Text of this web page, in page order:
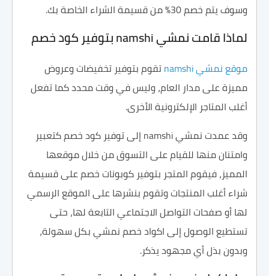
وسوف يتم خصم 30% من قسيمة الشراء الخاصة بك.
لماذا قامت نمشي namshi بتوفير كود خصم
موقع نمشي namshi
تقوم بتوفير تخفيضات وعروض
مميزة على مدار العام، وليس في وقت محدد كما تفعل
أغلب المتاجر الإلكترونية الأخرى.
وقد عمدت نمشي namshi إلى توفير كود خصم كتعبير
وامتنان منها للقيام على التسوق من خلال موقعها
المميز، فيقوم المتجر بتوفير كوبونات خصم على قسيمة
شراء أغلب المنتجات وتقوم بنشرها على الموقع الرسمي
لها أو صفحات التواصل الاجتماعي التابعة لها، حتى
تستطيع الوصول إلى اكواد خصم نمشي بكل سهولة،
وبدون بذل أي مجهود يذكر.